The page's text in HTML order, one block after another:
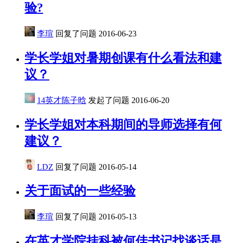
验?
李瑄 回复了问题 2016-06-23
学长学姐对暑期创课有什么看法和建
议？
14英才陈子晗 发起了问题 2016-06-20
学长学姐对本科期间的导师选择有何
建议？
LDZ 回复了问题 2016-05-14
关于面试的一些经验
李瑄 回复了问题 2016-05-13